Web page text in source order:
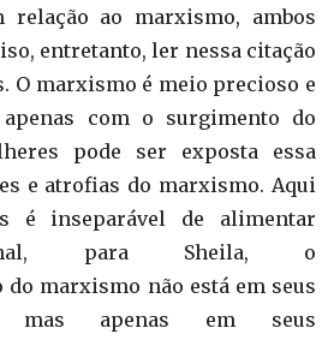
relação ao marxismo, ambos
entretanto, ler nessa citação
O marxismo é meio precioso e
apenas com o surgimento do
pode ser exposta essa
e atrofias do marxismo. Aqui
é inseparável de alimentar
para Sheila, o
do marxismo não está em seus
mas apenas em seus